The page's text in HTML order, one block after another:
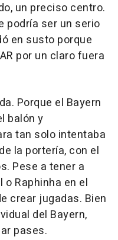
un preciso centro.
podría ser un serio
en susto porque
por un claro fuera
Porque el Bayern
balón y
tan solo intentaba
la portería, con el
Pese a tener a
o Raphinha en el
crear jugadas. Bien
del Bayern,
pases.